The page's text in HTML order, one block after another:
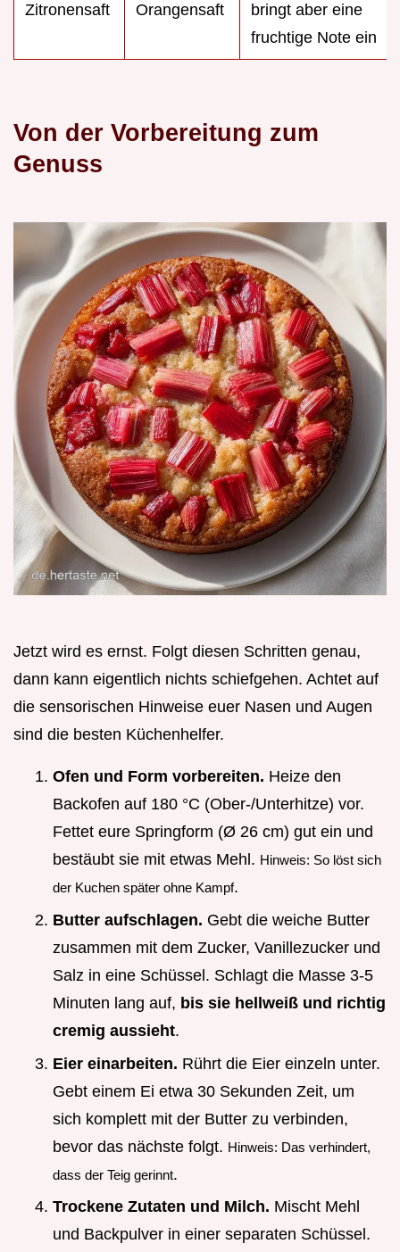
Zitronensaft Orangensaft
bringt aber eine
fruchtige Note ein
Von der Vorbereitung zum
Genuss
Jetzt wird es ernst. Folgt diesen Schritten genau,
dann kann eigentlich nichts schiefgehen. Achtet auf
die sensorischen Hinweise euer Nasen und Augen
sind die besten Küchenhelfer.
Ofen und Form vorbereiten. Heize den
Backofen auf 180 °C (Ober-/Unterhitze) vor.
Fettet eure Springform (Ø 26 cm) gut ein und
bestäubt sie mit etwas Mehl. Hinweis: So löst sich
der Kuchen später ohne Kampf.
Butter aufschlagen. Gebt die weiche Butter
zusammen mit dem Zucker, Vanillezucker und
Salz in eine Schüssel. Schlagt die Masse 3-5
Minuten lang auf, bis sie hellweiß und richtig
cremig aussieht.
Eier einarbeiten. Rührt die Eier einzeln unter.
Gebt einem Ei etwa 30 Sekunden Zeit, um
sich komplett mit der Butter zu verbinden,
bevor das nächste folgt. Hinweis: Das verhindert,
dass der Teig gerinnt.
Trockene Zutaten und Milch. Mischt Mehl
und Backpulver in einer separaten Schüssel.